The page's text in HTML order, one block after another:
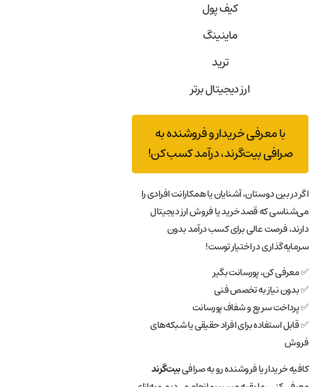
کیف پول
ماینینگ
ترید
ارز دیجیتال برتر
با معرفی خریدار و فروشنده به
صرافی بیت‌گرند، درآمد کسب کن!
اگر در بین دوستان، آشنایان یا همکارانت افرادی را
می‌شناسی که قصد خرید یا فروش ارز دیجیتال
دارند، فرصت عالی برای کسب درآمد بدون
سرمایه‌گذاری در اختیار توست!
✅ معرفی کن، پورسانت بگیر
✅ بدون نیاز به تخصص فنی
✅ پرداخت سریع و شفاف پورسانت
✅ قابل استفاده برای افراد حقیقی یا شبکه‌های
فروش
کافیه خریدار یا فروشنده رو به صرافیبیت‌گرند